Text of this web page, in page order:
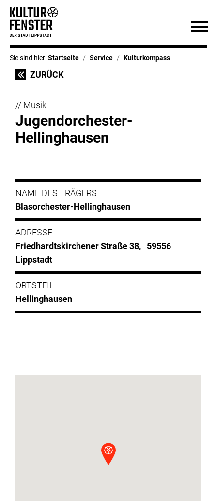
Sie sind hier:Startseite Service Kulturkompass
ZURÜCK
// Musik
Jugendorchester-
Hellinghausen
NAME DES TRÄGERS
Blasorchester-Hellinghausen
ADRESSE
Friedhardtskirchener Straße 38, 59556
Lippstadt
ORTSTEIL
Hellinghausen